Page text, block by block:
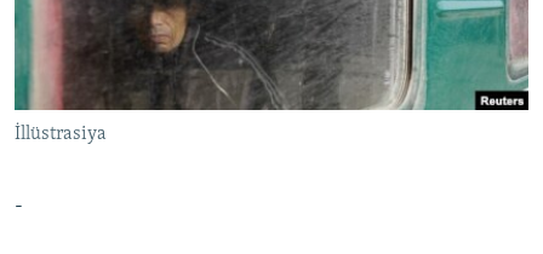
İNFOQRAFIKA
KARIKATURA
AZƏRBAYCAN ƏDƏBIYYATI KITABXANASI
İSLAM VƏ DEMOKRATIYA
İZ - MƏDƏNIYYƏT PROQRAMI
MISSIYAMIZ
PEŞƏ ETIKASI VƏ JURNALISTIKA STANDARTLARIMIZ
MATERIALLARIMIZDAN ISTIFADƏ
AZADLIQRADIOSU MOBIL TELEFONUNUZDA
RFE/RL-in bütün saytları
İllüstrasiya
-